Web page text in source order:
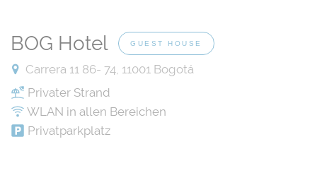
BOG Hotel GUEST HOUSE
Carrera 11 86- 74, 11001 Bogotá
Privater Strand
WLAN in allen Bereichen
Privatparkplatz